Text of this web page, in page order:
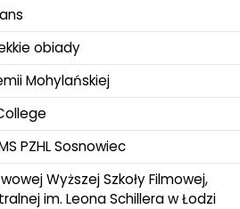
obiady
Mohylańskiej
PZHL Sosnowiec
Wyższej Szkoły Filmowej,
im. Leona Schillera w Łodzi